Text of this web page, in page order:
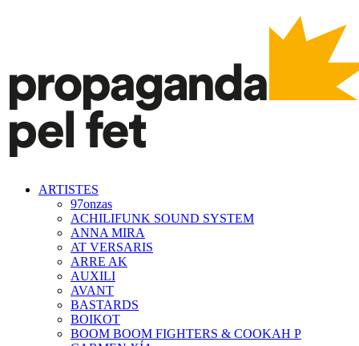
ARTISTES
97onzas
ACHILIFUNK SOUND SYSTEM
ANNA MIRA
AT VERSARIS
ARRE AK
AUXILI
AVANT
BASTARDS
BOIKOT
BOOM BOOM FIGHTERS & COOKAH P